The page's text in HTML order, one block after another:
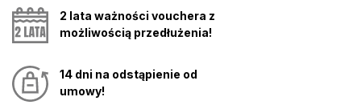
2 lata ważności vouchera z
możliwością przedłużenia!
14 dni na odstąpienie od
umowy!